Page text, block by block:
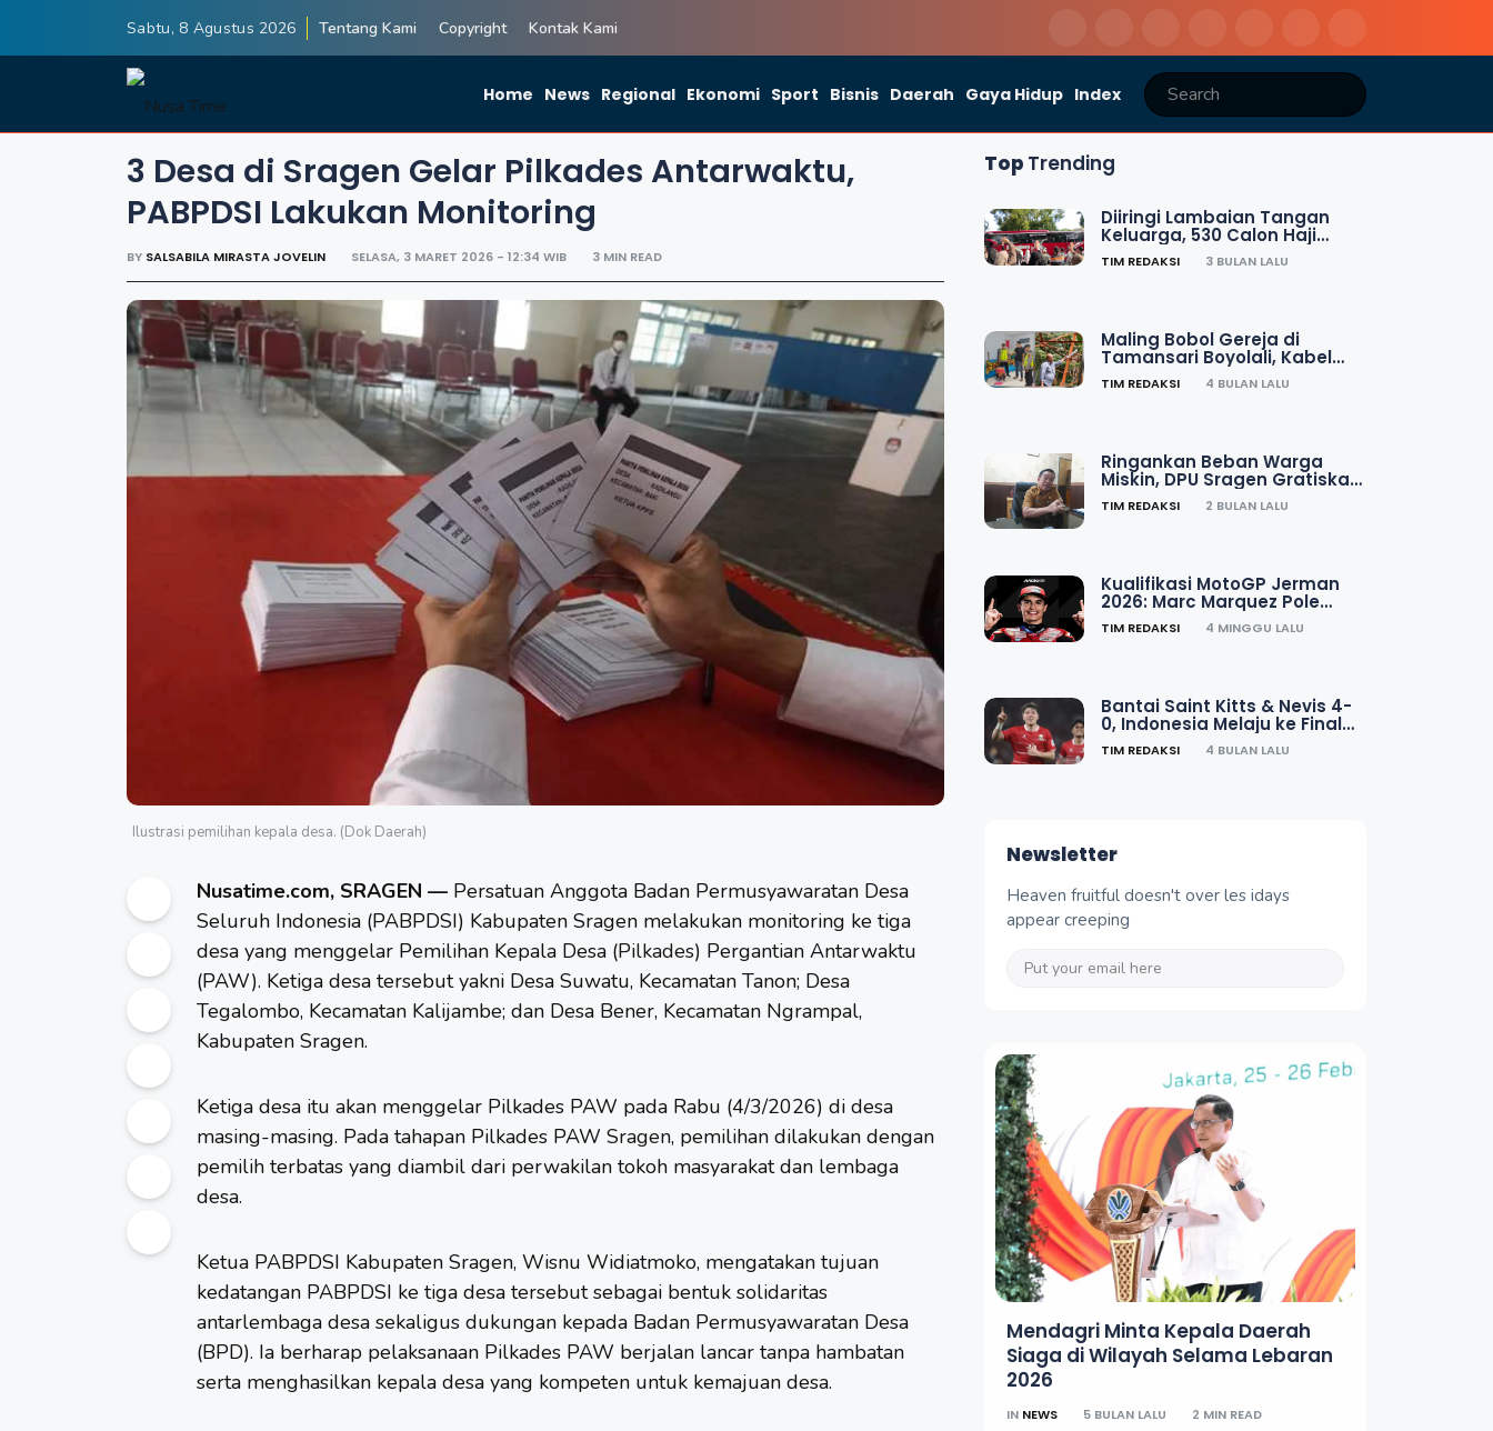
Sabtu, 8 Agustus 2026 Tentang Kami Copyright Kontak Kami
Home News Regional Ekonomi Sport Bisnis Daerah Gaya Hidup Index
3 Desa di Sragen Gelar Pilkades Antarwaktu,
PABPDSI Lakukan Monitoring
BY SALSABILA MIRASTA JOVELIN SELASA, 3 MARET 2026 - 12:34 WIB 3 MIN READ
Ilustrasi pemilihan kepala desa. (Dok Daerah)
Nusatime.com, SRAGEN — Persatuan Anggota Badan Permusyawaratan Desa
Seluruh Indonesia (PABPDSI) Kabupaten Sragen melakukan monitoring ke tiga
desa yang menggelar Pemilihan Kepala Desa (Pilkades) Pergantian Antarwaktu
(PAW). Ketiga desa tersebut yakni Desa Suwatu, Kecamatan Tanon; Desa
Tegalombo, Kecamatan Kalijambe; dan Desa Bener, Kecamatan Ngrampal,
Kabupaten Sragen.
Ketiga desa itu akan menggelar Pilkades PAW pada Rabu (4/3/2026) di desa
masing-masing. Pada tahapan Pilkades PAWSragen, pemilihan dilakukan dengan
pemilih terbatas yang diambil dari perwakilan tokoh masyarakat dan lembaga
desa.
Ketua PABPDSI Kabupaten Sragen, Wisnu Widiatmoko, mengatakan tujuan
kedatangan PABPDSI ke tiga desa tersebut sebagai bentuk solidaritas
antarlembaga desa sekaligus dukungan kepada Badan Permusyawaratan Desa
(BPD). Ia berharap pelaksanaan Pilkades PAW berjalan lancar tanpa hambatan
serta menghasilkan kepala desa yang kompeten untuk kemajuan desa.
Top Trending
Diiringi Lambaian Tangan
Keluarga, 530 Calon Haji
Dilepas dari Balai Kota Solo
TIM REDAKSI 3 BULAN LALU
Maling Bobol Gereja di
Tamansari Boyolali, Kabel
Tower XL di Ampel Dicuri
TIM REDAKSI 4 BULAN LALU
Ringankan Beban Warga
Miskin, DPU Sragen Gratiskan
Izin PBG untuk MBR
TIM REDAKSI 2 BULAN LALU
Kualifikasi MotoGP Jerman
2026: Marc Marquez Pole
Position, Bezzecchi Cedera
TIM REDAKSI 4 MINGGU LALU
Bantai Saint Kitts & Nevis 4-
0, Indonesia Melaju ke Final
FIFA Series 2026
TIM REDAKSI 4 BULAN LALU
Newsletter
Heaven fruitful doesn't over les idays
appear creeping
Mendagri Minta Kepala Daerah
Siaga di Wilayah Selama Lebaran
2026
IN NEWS 5 BULAN LALU 2 MIN READ